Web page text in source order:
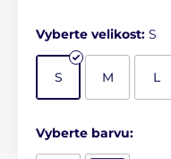
Vyberte velikost: S
S M L
Vyberte barvu: